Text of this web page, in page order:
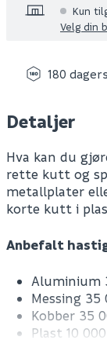
Kun
Velg din
180
Detaljer
Hva kan du
rette kutt og
metallplater
korte kutt i
Anbefalt
Aluminium
Messing 35
Kobber 35
Plast 10